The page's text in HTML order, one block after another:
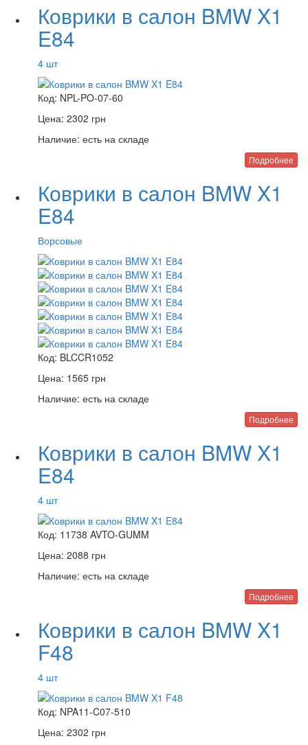
Коврики в салон BMW X1
E84
4 шт
Код: NPL-PO-07-60
Цена: 2302 грн
Наличие: есть на складе
Подробнее
Коврики в салон BMW X1
E84
Ворсовые
Код: BLCCR1052
Цена: 1565 грн
Наличие: есть на складе
Подробнее
Коврики в салон BMW X1
E84
4 шт
Код: 11738 AVTO-GUMM
Цена: 2088 грн
Наличие: есть на складе
Подробнее
Коврики в салон BMW X1
F48
4 шт
Код: NPA11-C07-510
Цена: 2302 грн